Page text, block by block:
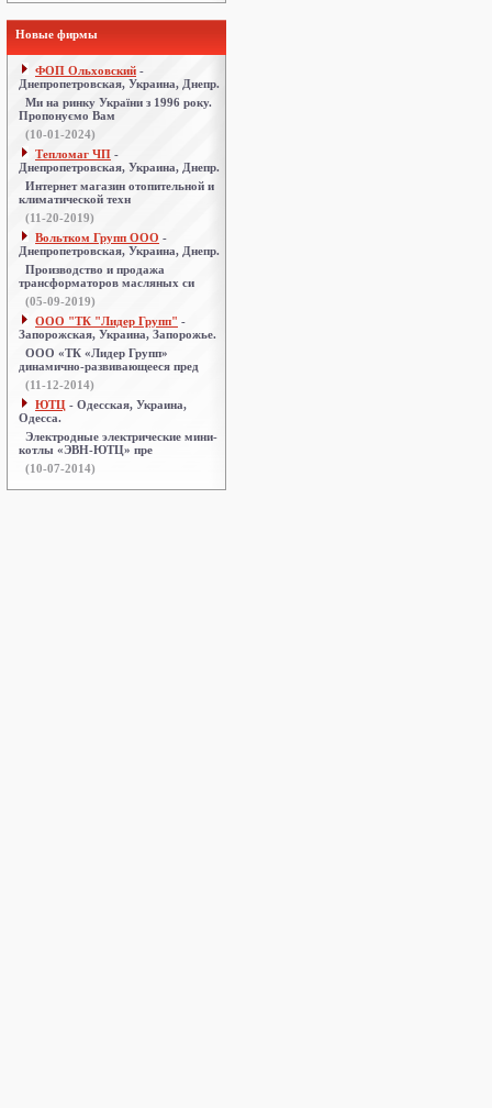
Новые фирмы
ФОП Ольховский -
Днепропетровская, Украина, Днепр.
Ми на ринку України з 1996 року.
Пропонуємо Вам
(10-01-2024)
Тепломаг ЧП -
Днепропетровская, Украина, Днепр.
Интернет магазин отопительной и
климатической техн
(11-20-2019)
Вольтком Групп ООО -
Днепропетровская, Украина, Днепр.
Производство и продажа
трансформаторов масляных си
(05-09-2019)
ООО "ТК "Лидер Групп" -
Запорожская, Украина, Запорожье.
ООО «ТК «Лидер Групп»
динамично-развивающееся пред
(11-12-2014)
ЮТЦ - Одесская, Украина,
Одесса.
Электродные электрические мини-
котлы «ЭВН-ЮТЦ» пре
(10-07-2014)